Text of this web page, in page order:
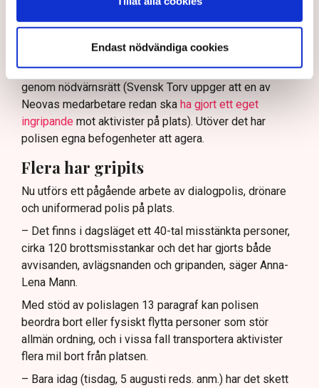
Endast nödvändiga cookies
Enligt Anna-Lena Mann, polisinspektör vid
verksamhetsutövaren, eller dennes ordningsvakter, rätt
att be personer lämna platsen och skydda sin egendom
genom nödvärnsrätt (Svensk Torv uppger att en av
Neovas medarbetare redan ska ha gjort ett eget
ingripande mot aktivister på plats). Utöver det har
polisen egna befogenheter att agera.
Flera har gripits
Nu utförs ett pågående arbete av dialogpolis, drönare
och uniformerad polis på plats.
– Det finns i dagsläget ett 40-tal misstänkta personer,
cirka 120 brottsmisstankar och det har gjorts både
avvisanden, avlägsnanden och gripanden, säger Anna-
Lena Mann.
Med stöd av polislagen 13 paragraf kan polisen
beordra bort eller fysiskt flytta personer som stör
allmän ordning, och i vissa fall transportera aktivister
flera mil bort från platsen.
– Bara idag (tisdag, 5 augusti reds. anm.) har det skett